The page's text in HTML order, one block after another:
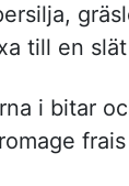
till en
i bitar